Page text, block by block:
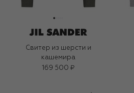
Свитер из шерсти и
кашемира
169 500 ₽